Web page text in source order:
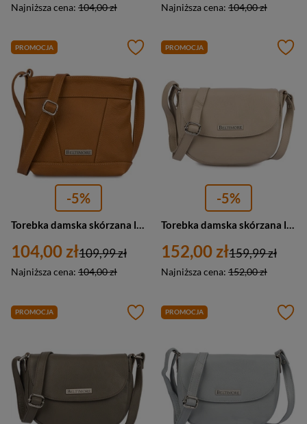
Najniższa cena: 104,00 zł Najniższa cena: 104,00 zł
PROMOCJA
-5%
Torebka damska skórzana listonoszka mała Beltimore L58 brązowa camel
104,00 zł
Najniższa cena: 104,00 zł
109,99 zł
PROMOCJA
-5%
Torebka damska skórzana listonoszka miejska Beltimore L57 mała beżowa
152,00 zł
Najniższa cena: 152,00 zł
159,99 zł
PROMOCJA PROMOCJA